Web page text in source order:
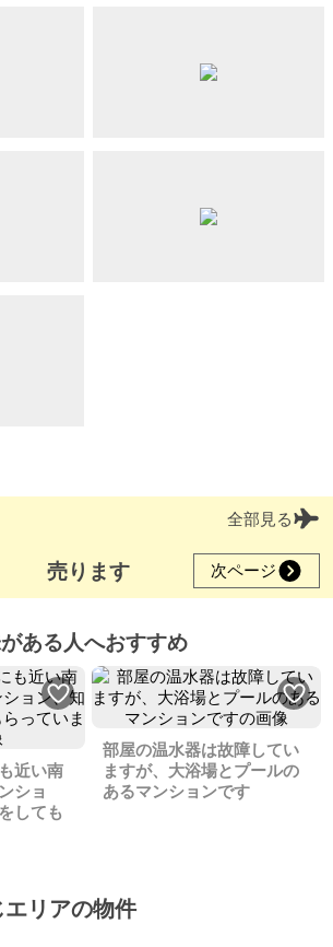
全部見る
売ります 次ページ
ある人へおすすめ
近い南
ショ
しても
部屋の温水器は故障してい
ますが、大浴場とプールの
あるマンションです
リアの物件